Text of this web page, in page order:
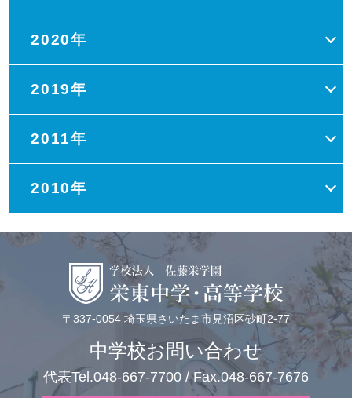
2020年
2019年
2011年
2010年
〒337-0054 埼玉県さいたま市見沼区砂町2-77
中学校お問い合わせ
代表Tel.048-667-7700 / Fax.048-667-7676